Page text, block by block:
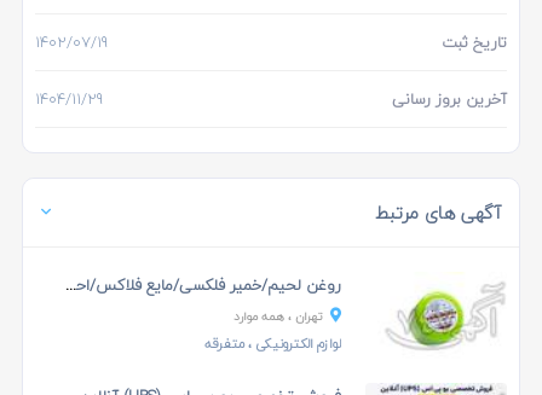
تاریخ ثبت 1402/07/19
آخرین بروز رسانی 1404/11/29
آگهی های مرتبط
روغن لحیم/خمیر فلکسی/مایع فلاکس/احیاکننده هویه
تهران، همه موارد
لوازم الکترونیکی ، متفرقه